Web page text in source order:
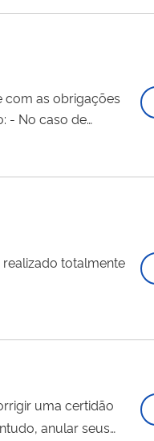
com as obrigações
anular seus